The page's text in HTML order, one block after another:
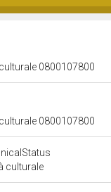
0800107800
0800107800
culturale